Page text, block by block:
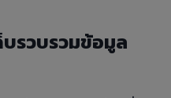
บรวบรวมข้อมูล